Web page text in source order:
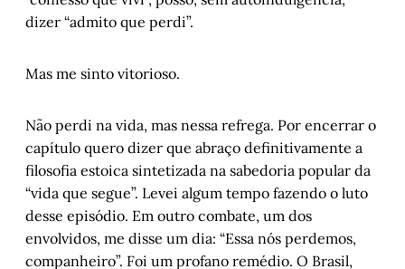
dizer “admito que perdi”.
Mas me sinto vitorioso.
Não perdi na vida, mas nessa refrega. Por encerrar o
capítulo quero dizer que abraço definitivamente a
filosofia estoica sintetizada na sabedoria popular da
“vida que segue”. Levei algum tempo fazendo o luto
desse episódio. Em outro combate, um dos
envolvidos, me disse um dia: “Essa nós perdemos,
companheiro”. Foi um profano remédio. O Brasil,